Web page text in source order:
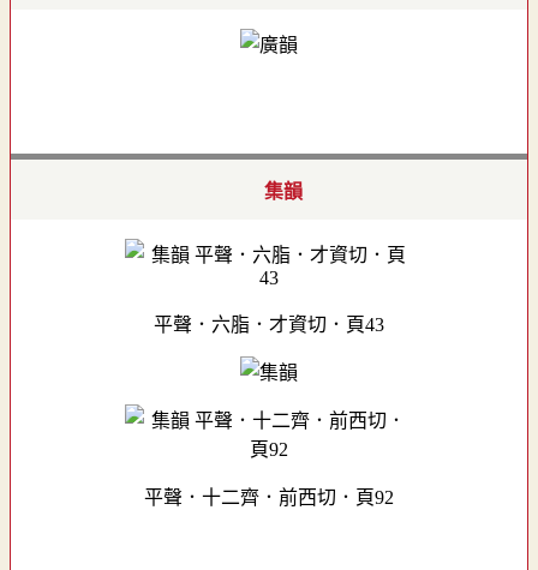
集韻
平聲．六脂．才資切．頁43
平聲．十二齊．前西切．頁92